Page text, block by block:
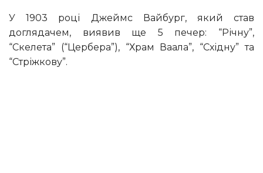
У 1903 році Джеймс Вайбург, який став
доглядачем, виявив ще 5 печер: “Річну”,
“Скелета” (“Цербера”), “Храм Ваала”, “Східну” та
“Стріжкову”.